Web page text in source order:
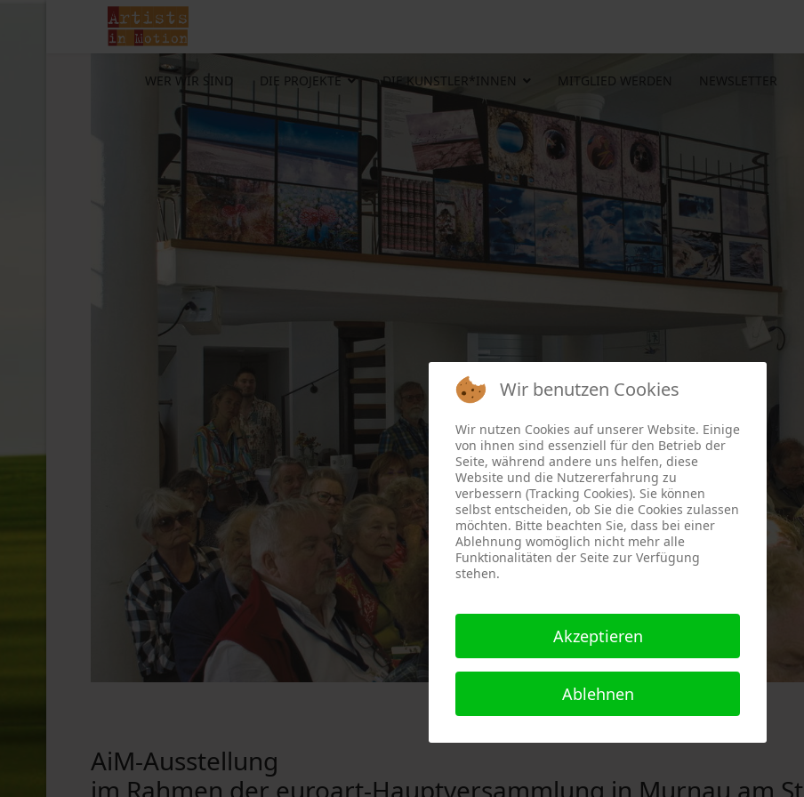
WER WIR SIND DIE PROJEKTE DIE KUNSTLER*INNEN MITGLIED WERDEN NEWSLETTER
AiM-Ausstellung
im Rahmen der euroart-Hauptversammlung in Murnau am
Wir benutzen Cookies
Wir nutzen Cookies auf unserer Website. Einige
von ihnen sind essenziell für den Betrieb der
Seite, während andere uns helfen, diese
Website und die Nutzererfahrung zu
verbessern (Tracking Cookies). Sie können
selbst entscheiden, ob Sie die Cookies zulassen
möchten. Bitte beachten Sie, dass bei einer
Ablehnung womöglich nicht mehr alle
Funktionalitäten der Seite zur Verfügung
stehen.
Akzeptieren
Ablehnen